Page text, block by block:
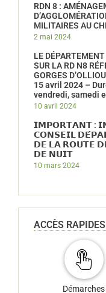
RDN 8 :
MILITAIRES AU
2 mai 2024
LE
SUR LA RD N8
GORGES
15 avril 2024 –
vendredi, samedi
10 avril 2024
𝗜𝗠𝗣𝗢𝗥𝗧𝗔𝗡𝗧 :
𝗖𝗢𝗡𝗦𝗘𝗜𝗟
𝗗𝗘 𝗟𝗔 𝗥𝗢𝗨𝗧𝗘
𝗗𝗘 𝗡𝗨𝗜𝗧
10 mars 2024
ACCÈS RAPIDES
Démarches